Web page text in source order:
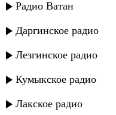
Радио Ватан
Даргинское радио
Лезгинское радио
Кумыкское радио
Лакское радио
Санижат
Санижат
Санижат